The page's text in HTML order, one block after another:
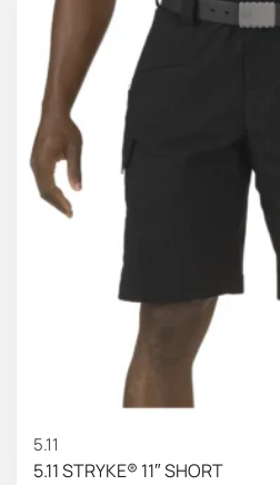
5.11
5.11 STRYKE® 11″ SHORT